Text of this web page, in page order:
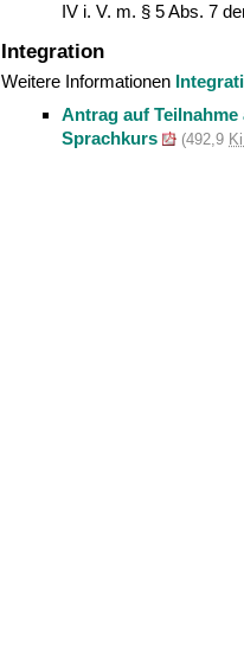
IV i. V. m. § 5 Abs. 7
Integration
Weitere Informationen
Antrag auf
Sprachkurs
(492,9